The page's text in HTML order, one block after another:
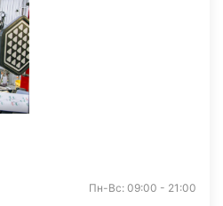
Пн-Вс: 09:00 - 21:00